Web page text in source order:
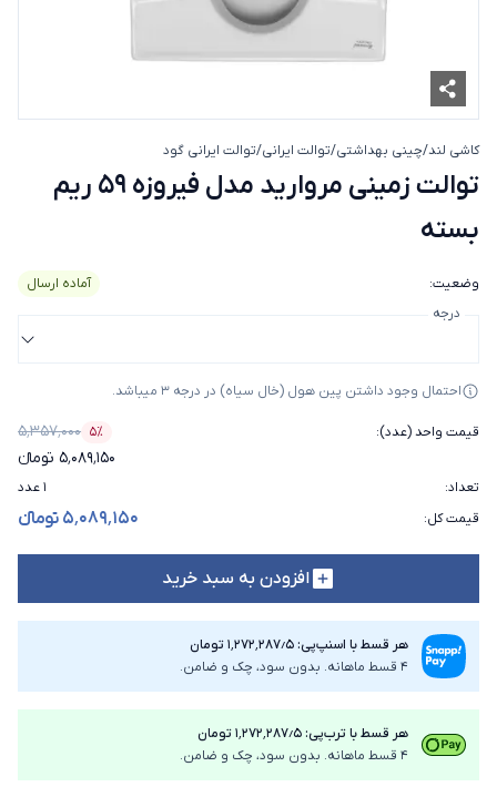
کاشی لند/چینی بهداشتی/توالت ایرانی/توالت ایرانی گود
توالت زمینی مروارید مدل فیروزه 59 ریم
بسته
وضعیت:
آماده ارسال
درجه
احتمال وجود داشتن پین هول (خال سیاه) در درجه 3 میباشد.
قیمت واحد (عدد): ۵٪
درصد تخفیف
۵٬۳۵۷٬۰۰۰
۵٬۰۸۹٬۱۵۰ تومانء
تعداد:
۱ عدد
قیمت کل: ۵٬۰۸۹٬۱۵۰ تومانء
افزودن به سبد خرید
هر قسط با اسنپ‌پی: ۱٬۲۷۲٬۲۸۷٫۵ تومان
4 قسط ماهانه. بدون سود، چک و ضامن.
هر قسط با ترب‌پی: ۱٬۲۷۲٬۲۸۷٫۵ تومان
4 قسط ماهانه. بدون سود، چک و ضامن.